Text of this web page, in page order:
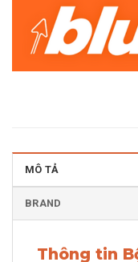
MÔ TẢ
BRAND
Thông tin